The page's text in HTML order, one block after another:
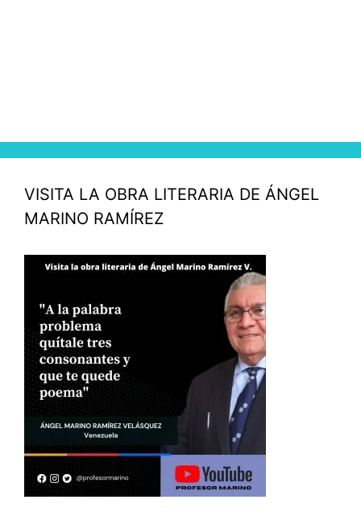
VISITA LA OBRA LITERARIA DE ÁNGEL
MARINO RAMÍREZ